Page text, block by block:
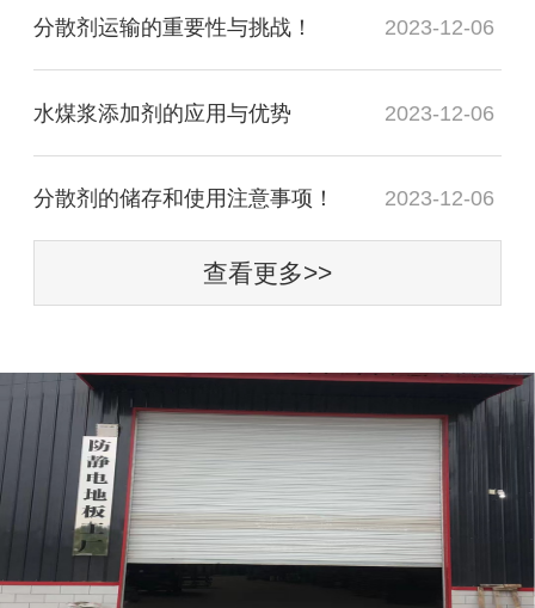
分散剂运输的重要性与挑战！ 2023-12-06
水煤浆添加剂的应用与优势 2023-12-06
分散剂的储存和使用注意事项！ 2023-12-06
查看更多>>